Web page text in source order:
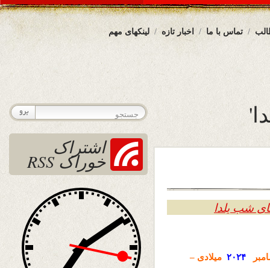
لینکهای مهم اخبار تازه تماس با ما
شب یلدا
۲۰۲۴ میلادی –
اشتراک
خوراک RSS